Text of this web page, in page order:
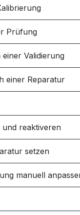
Prüfung
Validierung
einer Reparatur
und reaktiveren
setzen
manuell